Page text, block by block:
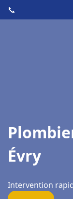
📞
Évry
Intervention